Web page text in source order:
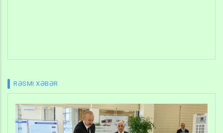
RƏSMI XƏBƏR